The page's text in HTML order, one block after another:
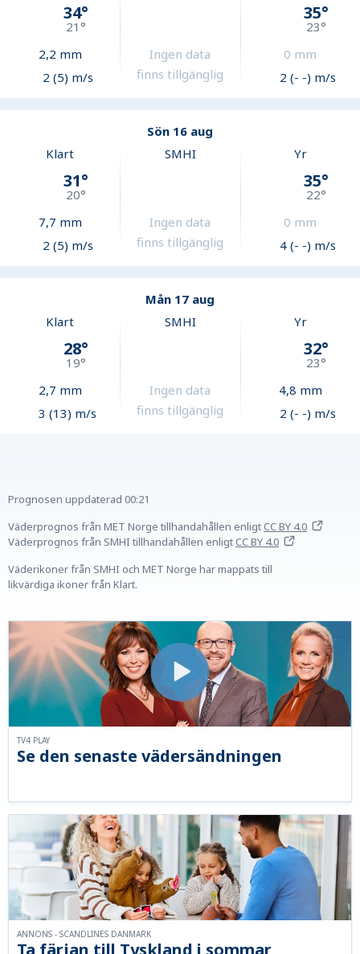
34°
21°
2,2 mm
2 (5) m/s
Ingen data
finns tillgänglig
35°
23°
0 mm
2 (- -) m/s
Sön 16 aug
Klart
31°
20°
7,7 mm
2 (5) m/s
SMHI
Ingen data
finns tillgänglig
Yr
35°
22°
0 mm
4 (- -) m/s
Mån 17 aug
Klart
28°
19°
2,7 mm
3 (13) m/s
SMHI
Ingen data
finns tillgänglig
Yr
32°
23°
4,8 mm
2 (- -) m/s
Prognosen uppdaterad 00:21
Väderprognos från MET Norge tillhandahållen enligtCC BY 4.0
Väderprognos från SMHI tillhandahållen enligtCC BY 4.0
Väderikoner från SMHI och MET Norge har mappats till
likvärdiga ikoner från Klart.
Se den senaste vädersändningen
TV4 PLAY
ANNONS - SCANDLINES DANMARK